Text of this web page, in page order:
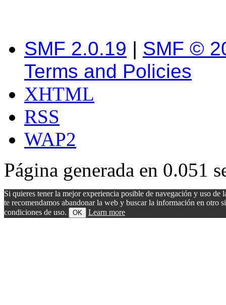
SMF 2.0.19 | SMF ©
Terms and Policies
XHTML
RSS
WAP2
Página generada en 0.051
Si quieres tener la mejor experiencia posible de navegación y uso
te recomendamos abandonar la web y buscar la información en otro
condiciones de uso.
OK Learn more